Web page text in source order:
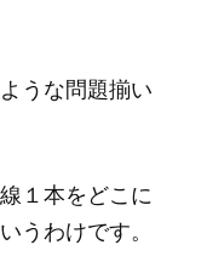
うな問題揃い
１本をどこに
うわけです。